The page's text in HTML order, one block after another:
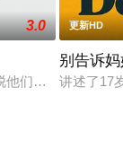
3.0
他们平凡的生活，
更新HD
别告诉
讲述了17